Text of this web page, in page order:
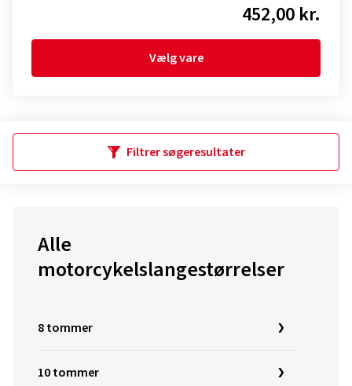
452,00 kr.
Vælg vare
Filtrer søgeresultater
Alle
motorcykelslangestørrelser
8 tommer
10 tommer